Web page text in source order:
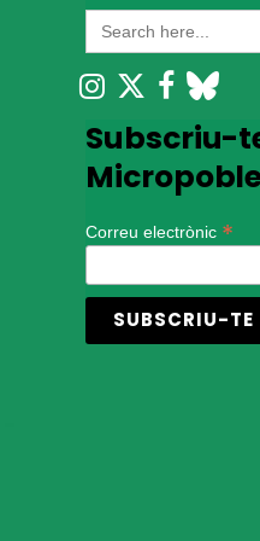
Search
for:
Subscriu-
Correu electrònic *